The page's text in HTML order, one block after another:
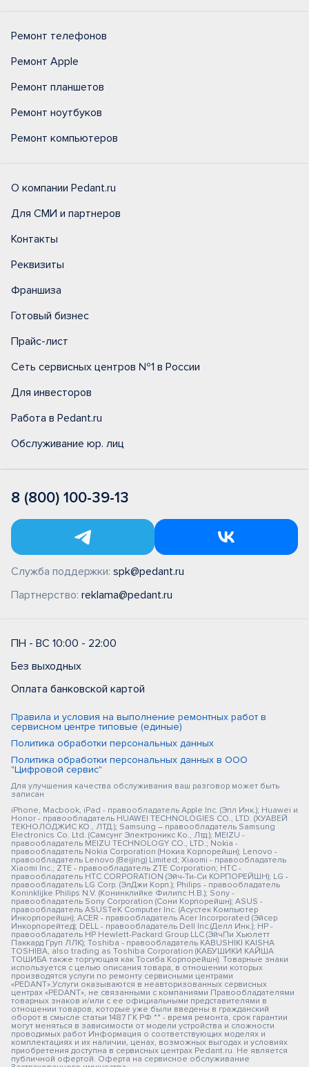
Ремонт телефонов
Ремонт Apple
Ремонт планшетов
Ремонт ноутбуков
Ремонт компьютеров
О компании Pedant.ru
Для СМИ и партнеров
Контакты
Реквизиты
Франшиза
Готовый бизнес
Прайс-лист
Сеть сервисных центров №1 в России
Для инвесторов
Работа в Pedant.ru
Обслуживание юр. лиц
8 (800) 100-39-13
Служба поддержки: spk@pedant.ru
Партнерство: reklama@pedant.ru
ПН - ВС 10:00 - 22:00
Без выходных
Оплата банковской картой
Правила и условия на выполнение ремонтных работ в
сервисном центре типовые (единые)
Политика обработки персональных данных
Политика обработки персональных данных в ООО
"Цифровой сервис"
Для улучшения качества обслуживания ваш разговор может быть
записан
iPhone, Macbook, iPad - правообладатель Apple Inc. (Эпл Инк.); Huawei и
Honor - правообладатель HUAWEI TECHNOLOGIES CO., LTD. (ХУАВЕЙ
ТЕКНОЛОДЖИС КО., ЛТД.); Samsung – правообладатель Samsung
Electronics Co. Ltd. (Самсунг Электроникс Ко., Лтд.); MEIZU -
правообладатель MEIZU TECHNOLOGY CO., LTD.; Nokia -
правообладатель Nokia Corporation (Нокиа Корпорейшн); Lenovo -
правообладатель Lenovo (Beijing) Limited; Xiaomi - правообладатель
Xiaomi Inc.; ZTE - правообладатель ZTE Corporation; HTC -
правообладатель HTC CORPORATION (Эйч-Ти-Си КОРПОРЕЙШН); LG -
правообладатель LG Corp. (ЭлДжи Корп.); Philips - правообладатель
Koninklijke Philips N.V. (Конинклийке Филипс Н.В.); Sony -
правообладатель Sony Corporation (Сони Корпорейшн); ASUS -
правообладатель ASUSTeK Computer Inc. (Асустек Компьютер
Инкорпорейшн); ACER - правообладатель Acer Incorporated (Эйсер
Инкорпорейтед); DELL - правообладатель Dell Inc.(Делл Инк.); HP -
правообладатель HP Hewlett-Packard Group LLC (ЭйчПи Хьюлетт
Паккард Груп ЛЛК); Toshiba - правообладатель KABUSHIKI KAISHA
TOSHIBA, also trading as Toshiba Corporation (КАБУШИКИ КАЙША
ТОШИБА также торгующая как Тосиба Корпорейшн). Товарные знаки
используется с целью описания товара, в отношении которых
производятся услуги по ремонту сервисными центрами
«PEDANT».Услуги оказываются в неавторизованных сервисных
центрах «PEDANT», не связанными с компаниями Правообладателями
товарных знаков и/или с ее официальными представителями в
отношении товаров, которые уже были введены в гражданский
оборот в смысле статьи 1487 ГК РФ ** - время ремонта, срок гарантии
могут меняться в зависимости от модели устройства и сложности
проводимых работ Информация о соответствующих моделях и
комплектациях и их наличии, ценах, возможных выгодах и условиях
приобретения доступна в сервисных центрах Pedant.ru. Не является
публичной офертой. Оферта на сервисное обслуживание